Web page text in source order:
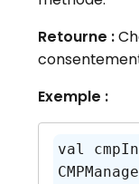
Retourne :
Exemple :
val